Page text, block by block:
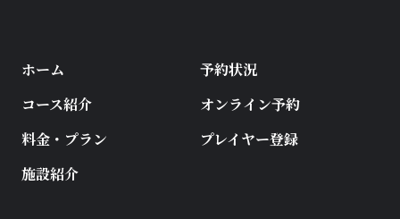
ホーム
コース紹介
料金・プラン
施設紹介
予約状況
オンライン予約
プレイヤー登録